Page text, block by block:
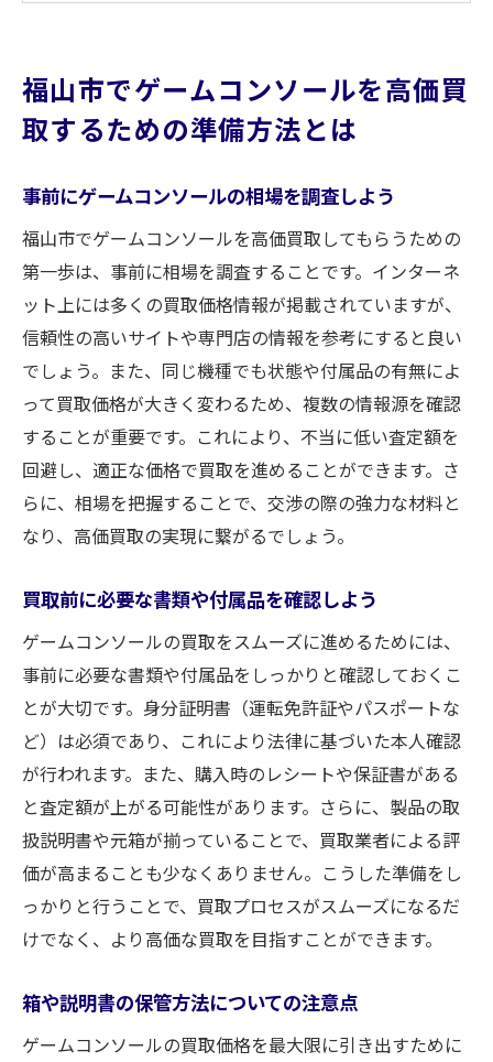
法
動作確認を行って不具合を防ぐ方法
ゲームコンソールの状態が買取額に与える影響
を福山市で学ぶ
新品同様の状態と中古品の価値の違い
傷や汚れが買取額に与える影響
動作不良のあるゲームコンソールの評価基
準
使用頻度と製品寿命の関連性
メンテナンス履歴が評価されるポイント
外観の状態が与える第一印象の重要性
買取業者の選び方で変わる！福山市でのゲーム
口コミや評価を参考にした業者選び
買取価格の比較サイトを活用しよう
地元の店舗とオンライン業者のメリット・
デメリット
信頼性の高い買取業者の見分け方
買取業者の査定基準を理解する
キャンペーンや特典を活用して高価買取を
福山市でゲームコンソール買取価格を最大化す
るための秘訣
市場の需要と供給を見極める方法
付属品とセットで売却するメリット
福山市でゲームコンソールを高価買
取するための準備方法とは
事前にゲームコンソールの相場を調査しよう
福山市でゲームコンソールを高価買取してもらうための
第一歩は、事前に相場を調査することです。インターネ
ット上には多くの買取価格情報が掲載されていますが、
信頼性の高いサイトや専門店の情報を参考にすると良い
でしょう。また、同じ機種でも状態や付属品の有無によ
って買取価格が大きく変わるため、複数の情報源を確認
することが重要です。これにより、不当に低い査定額を
回避し、適正な価格で買取を進めることができます。さ
らに、相場を把握することで、交渉の際の強力な材料と
なり、高価買取の実現に繋がるでしょう。
買取前に必要な書類や付属品を確認しよう
ゲームコンソールの買取をスムーズに進めるためには、
事前に必要な書類や付属品をしっかりと確認しておくこ
とが大切です。身分証明書（運転免許証やパスポートな
ど）は必須であり、これにより法律に基づいた本人確認
が行われます。また、購入時のレシートや保証書がある
と査定額が上がる可能性があります。さらに、製品の取
扱説明書や元箱が揃っていることで、買取業者による評
価が高まることも少なくありません。こうした準備をし
っかりと行うことで、買取プロセスがスムーズになるだ
けでなく、より高価な買取を目指すことができます。
箱や説明書の保管方法についての注意点
ゲームコンソールの買取価格を最大限に引き出すために